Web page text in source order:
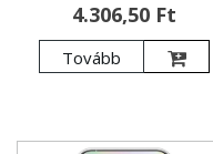
4.306,50 Ft
Tovább